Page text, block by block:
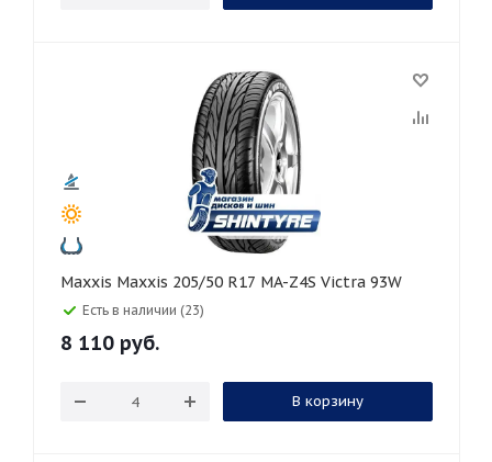
Maxxis Maxxis 205/50 R17 MA-Z4S Victra 93W
Есть в наличии (23)
8 110 руб.
В корзину